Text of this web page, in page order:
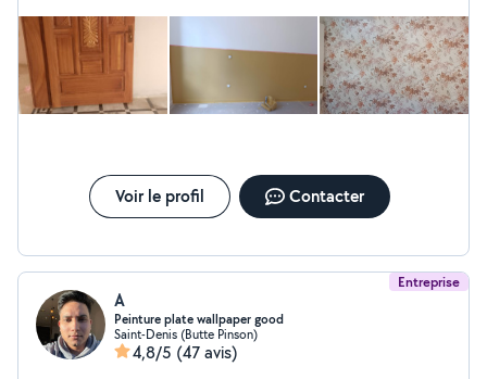
de professionnalisme et manque de respect! C’est inadmissible
Voir le profil Contacter
Entreprise
A
Peinture plate wallpaper good
Saint-Denis (Butte Pinson)
4,8/5 (47 avis)